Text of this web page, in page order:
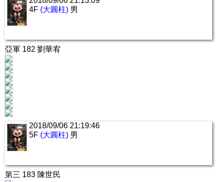
4F (大圓柱) 男
亞軍 182 劉華宥
2018/09/06 21:19:46
5F (大圓柱) 男
第三 183 陳世民